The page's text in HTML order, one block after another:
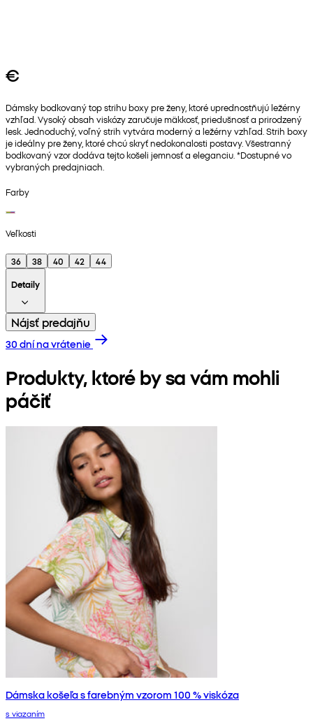
€
Dámsky bodkovaný top strihu boxy pre ženy, ktoré uprednostňujú ležérny
vzhľad. Vysoký obsah viskózy zaručuje mäkkosť, priedušnosť a prirodzený
lesk. Jednoduchý, voľný strih vytvára moderný a ležérny vzhľad. Strih boxy
je ideálny pre ženy, ktoré chcú skryť nedokonalosti postavy. Všestranný
bodkovaný vzor dodáva tejto košeli jemnosť a eleganciu. *Dostupné vo
vybraných predajniach.
Farby
Veľkosti
36 38 40 42
44
Detaily
Nájsť predajňu
30 dní na vrátenie
Produkty, ktoré by sa vám mohli
páčiť
Dámska košeľa s farebným vzorom 100 % viskóza
s viazaním